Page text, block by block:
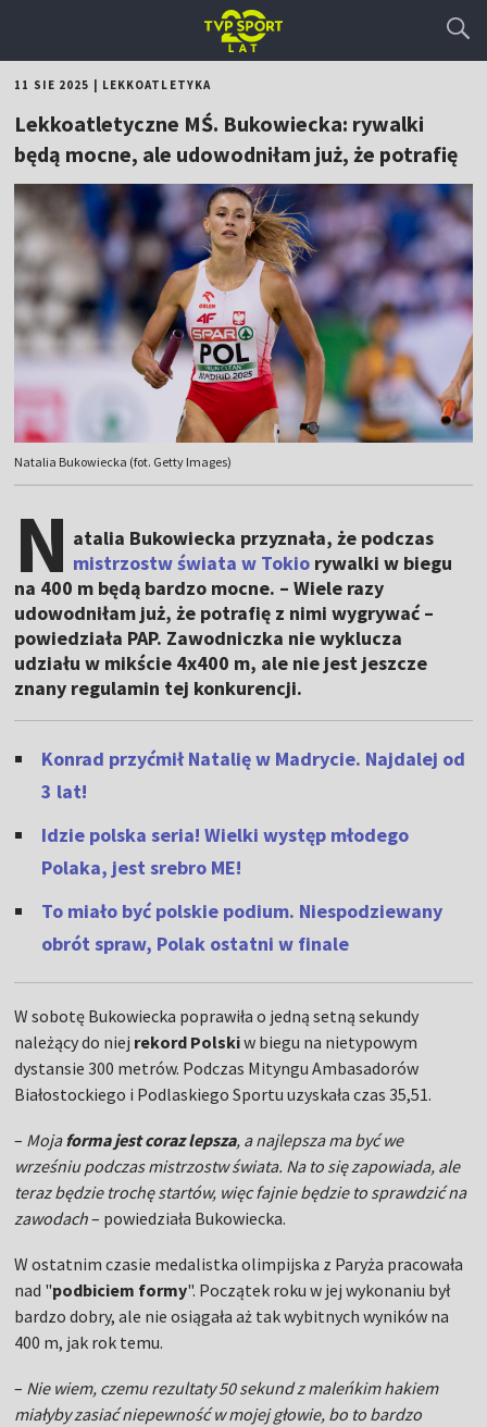
11 SIE 2025 LEKKOATLETYKA
Lekkoatletyczne MŚ. Bukowiecka: rywalki
będą mocne, ale udowodniłam już, że potrafię
Natalia Bukowiecka (fot. Getty Images)
N atalia Bukowiecka przyznała, że podczas
mistrzostw świata w Tokio rywalki w biegu
na 400 m będą bardzo mocne. – Wiele razy
udowodniłam już, że potrafię z nimi wygrywać –
powiedziała PAP. Zawodniczka nie wyklucza
udziału w mikście 4x400 m, ale nie jest jeszcze
znany regulamin tej konkurencji.
Konrad przyćmił Natalię w Madrycie. Najdalej od
3 lat!
Idzie polska seria! Wielki występ młodego
Polaka, jest srebro ME!
To miało być polskie podium. Niespodziewany
obrót spraw, Polak ostatni w finale
W sobotę Bukowiecka poprawiła o jedną setną sekundy
należący do niej rekord Polskiw biegu na nietypowym
dystansie 300 metrów. Podczas Mityngu Ambasadorów
Białostockiego i Podlaskiego Sportu uzyskała czas 35,51.
– Mojaforma jest coraz lepsza, a najlepsza ma być we
wrześniu podczas mistrzostw świata. Na to się zapowiada, ale
teraz będzie trochę startów, więc fajnie będzie to sprawdzić na
zawodach– powiedziała Bukowiecka.
W ostatnim czasie medalistka olimpijska z Paryża pracowała
nad "podbiciem formy". Początek roku w jej wykonaniu był
bardzo dobry, ale nie osiągała aż tak wybitnych wyników na
400 m, jak rok temu.
– Nie wiem, czemu rezultaty 50 sekund z maleńkim hakiem
miałyby zasiać niepewność w mojej głowie, bo to bardzo